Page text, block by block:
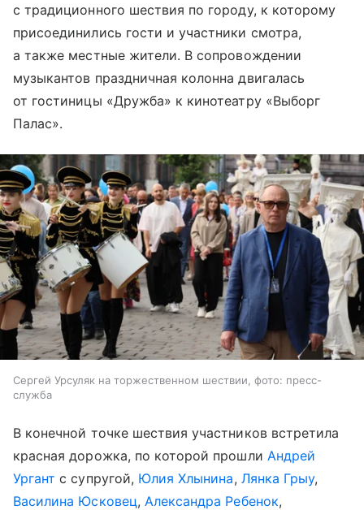
с традиционного шествия по городу, к которому
присоединились гости и участники смотра,
а также местные жители. В сопровождении
музыкантов праздничная колонна двигалась
от гостиницы «Дружба» к кинотеатру «Выборг
Палас».
Сергей Урсуляк на торжественном шествии, фото: пресс-
служба
В конечной точке шествия участников встретила
красная дорожка, по которой прошли Андрей
Ургант с супругой, Юлия Хлынина, Лянка Грыу,
Василина Юсковец, Александра Ребенок,